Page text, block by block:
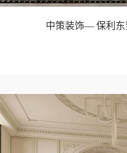
中策装饰— 保利东